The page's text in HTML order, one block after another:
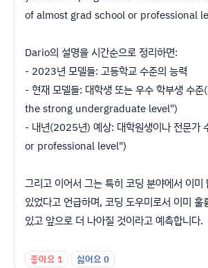
of almost grad school or professional
Dario의 설명을 시간순으로 정리하면:
- 2023년 모델들: 고등학교 수준의 능력
- 현재 모델들: 대학생 또는 우수 학부생 수
the strong undergraduate level")
- 내년(2025년) 예상: 대학원생이나 전문
or professional level")
그리고 이어서 그는 특히 코딩 분야에서 이미
있었다고 언급하며, 코딩 도우미로서 이미 훌
있고 앞으로 더 나아질 것이라고 예측합니다.
좋아요1 싫어요0